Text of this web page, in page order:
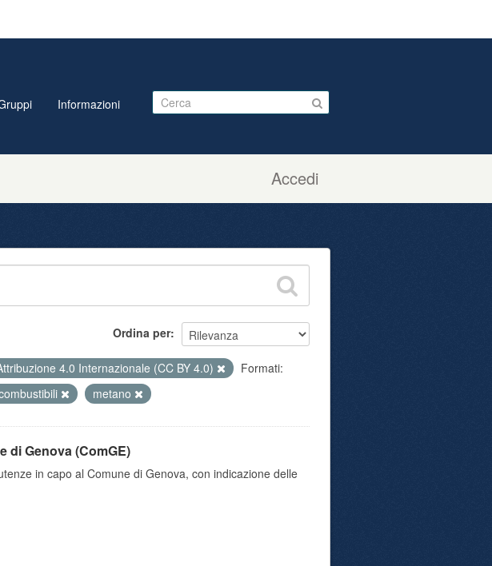
Accedi
Informazioni
Ordina per
4.0 Internazionale (CC BY 4.0)
Formati:
metano
di Genova (ComGE)
in capo al Comune di Genova, con indicazione delle